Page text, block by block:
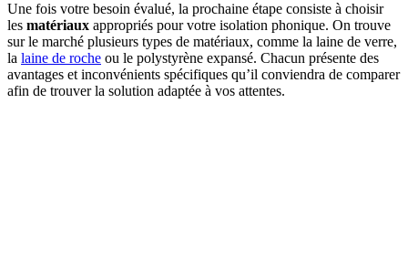
Une fois votre besoin évalué, la prochaine étape consiste à choisir
les matériaux appropriés pour votre isolation phonique. On trouve
sur le marché plusieurs types de matériaux, comme la laine de verre,
la laine de roche ou le polystyrène expansé. Chacun présente des
avantages et inconvénients spécifiques qu’il conviendra de comparer
afin de trouver la solution adaptée à vos attentes.